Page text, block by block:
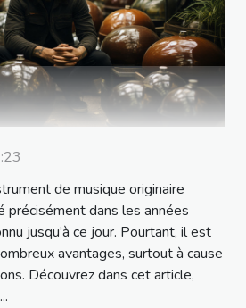
de musique originaire
précisément dans les années
jusqu’à ce jour. Pourtant, il est
avantages, surtout à cause
Découvrez dans cet article,